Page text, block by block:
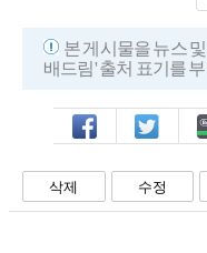
본 게시물을 뉴스
배드림' 출처 표기를
페북 트윗
삭제 수정